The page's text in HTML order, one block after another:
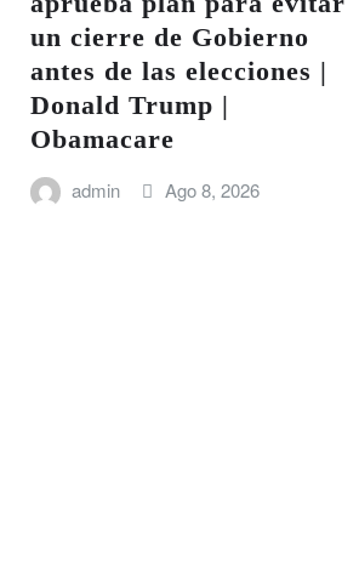
un cierre de Gobierno
antes de las elecciones |
Donald Trump |
Obamacare
admin Ago 8, 2026